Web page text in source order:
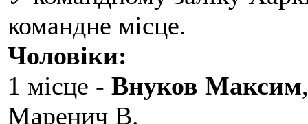
командне місце.
Чоловіки:
1 місце - Внуков Максим
Маренич В.